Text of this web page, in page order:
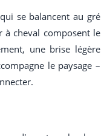
se balancent au gré
cheval composent le
une brise légère
le paysage –